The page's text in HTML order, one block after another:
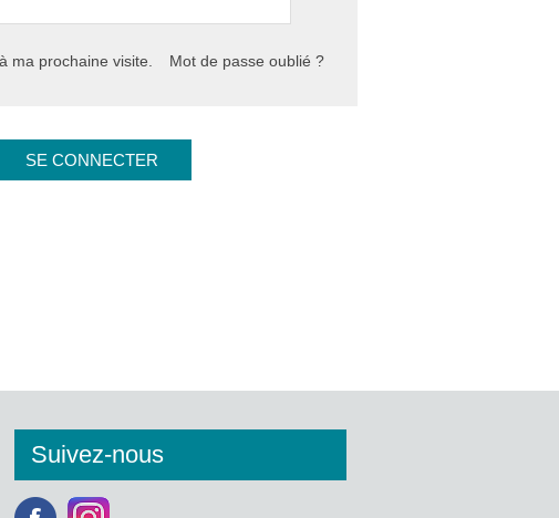
ma prochaine visite. Mot de passe oublié ?
Suivez-nous